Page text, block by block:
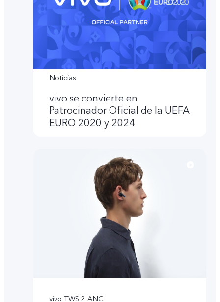
Noticias
vivo se convierte en
Patrocinador Oficial de la UEFA
EURO 2020 y 2024
vivo TWS 2 ANC